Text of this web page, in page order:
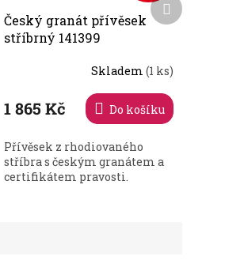
Český granát přívěsek
stříbrný 141399
Skladem(1 ks)
1 865 Kč Do košíku
Přívěsek z rhodiovaného
stříbra s českým granátem a
certifikátem pravosti.
produkt